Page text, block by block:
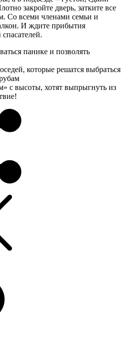
закройте дверь, затките все
Со всеми членами семьи и
И ждите прибытия
панике и позволять
которые решатся выбраться
с высоты, хотят выпрыгнуть из